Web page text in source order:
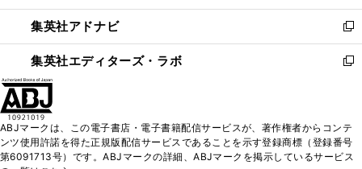
開
く
ウ
で
開
く
ン
ド
ウ
で
ウ
ィ
ン
ド
く
集英社アドナビ
新
し
い
ド
ウ
で
集英社エディターズ・ラボ
新
ィ
ン
ド
ABJマークは、この電子書店・電子書籍配信サービスが、著作権者からコンテ
ンツ使用許諾を得た正規版配信サービスであることを示す登録商標（登録番号
第6091713号）です。ABJマークの詳細、ABJマークを掲示しているサービス